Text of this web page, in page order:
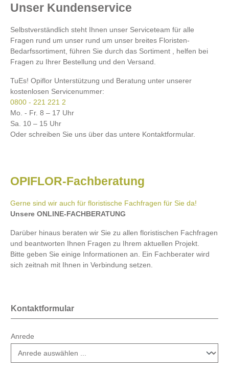
Unser Kundenservice
Selbstverständlich steht Ihnen unser Serviceteam für alle
Fragen rund um unser rund um unser breites Floristen-
Bedarfssortiment, führen Sie durch das Sortiment , helfen bei
Fragen zu Ihrer Bestellung und den Versand.
TuEs! Opiflor Unterstützung und Beratung unter unserer
kostenlosen Servicenummer:
0800 - 221 221 2
Mo. - Fr. 8 – 17 Uhr
Sa. 10 – 15 Uhr
Oder schreiben Sie uns über das untere Kontaktformular.
OPIFLOR-Fachberatung
Gerne sind wir auch für floristische Fachfragen für Sie da!
Unsere ONLINE-FACHBERATUNG
Darüber hinaus beraten wir Sie zu allen floristischen Fachfragen
und beantworten Ihnen Fragen zu Ihrem aktuellen Projekt.
Bitte geben Sie einige Informationen an. Ein Fachberater wird
sich zeitnah mit Ihnen in Verbindung setzen.
Kontaktformular
Anrede